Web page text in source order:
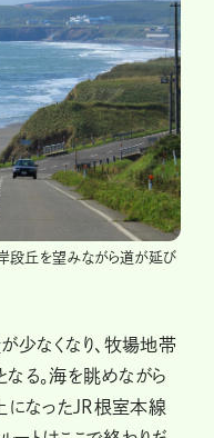
段丘を望みながら道が延び
少なくなり、牧場地帯
る。海を眺めながら
になったJR根室本線